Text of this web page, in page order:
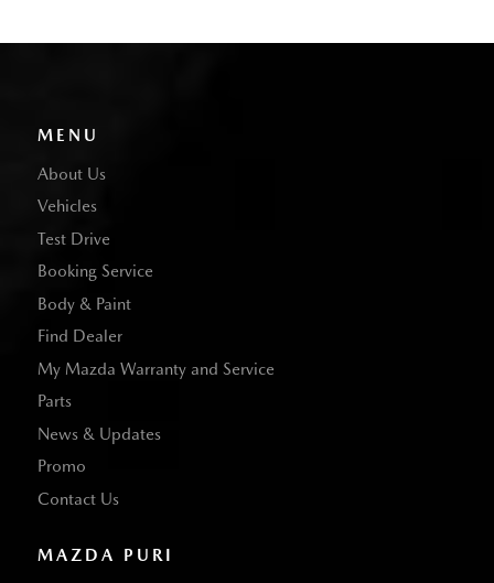
MENU
About Us
Vehicles
Test Drive
Booking Service
Body & Paint
Find Dealer
My Mazda Warranty and Service
Parts
News & Updates
Promo
Contact Us
MAZDA PURI